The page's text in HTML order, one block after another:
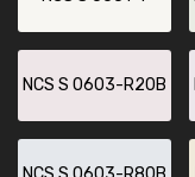
NCS S 0603-R20B